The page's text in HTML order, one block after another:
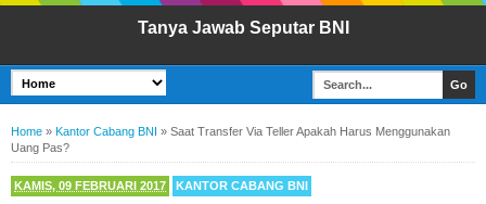
Tanya Jawab Seputar BNI
Home » Kantor Cabang BNI » Saat Transfer Via Teller Apakah Harus Menggunakan
Uang Pas?
KAMIS, 09 FEBRUARI 2017 KANTOR CABANG BNI